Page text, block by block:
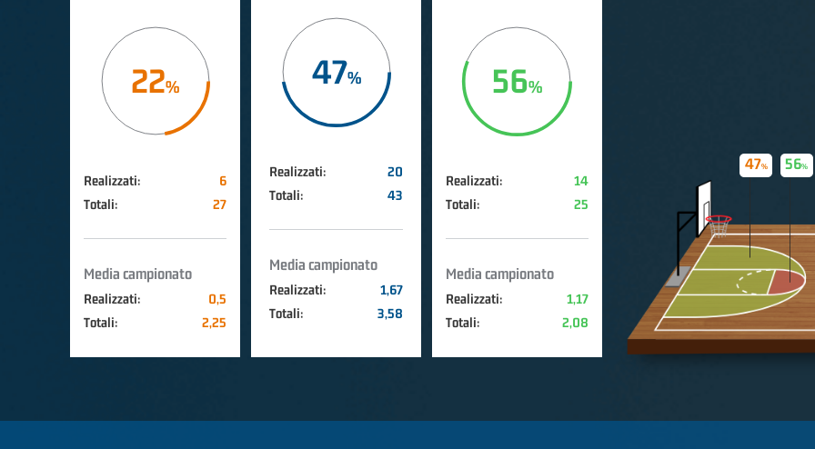
22
Realizzati:
6
Totali:
27
Media campionato
Realizzati:
0,5
Totali:
2,25
47
Realizzati:
20
Totali:
43
Media campionato
Realizzati:
1,67
Totali:
3,58
56
Realizzati:
14
Totali:
25
Media campionato
Realizzati:
1,17
Totali:
2,08
56
47